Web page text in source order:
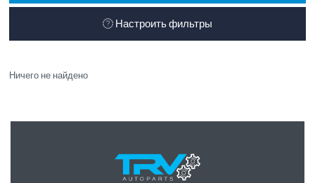
Настроить фильтры
Ничего не найдено